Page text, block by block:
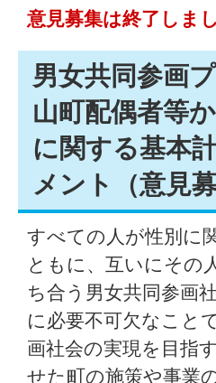
意見募集は終了しまし
男女共同参画
山町配偶者等
に関する基本
メント（意見
すべての人が性別に
ともに、互いにその
ち合う男女共同参画
に必要不可欠なこと
画社会の実現を目指
せた町の施策や事業